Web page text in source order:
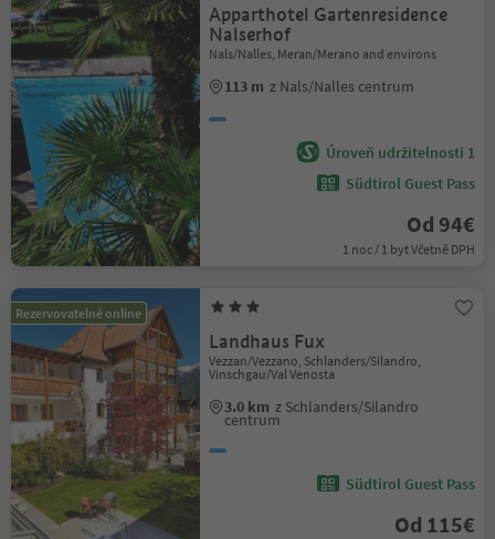
Apparthotel Gartenresidence
Nalserhof
Nals/Nalles, Meran/Merano and environs
113 m z Nals/Nalles centrum
Úroveň udržitelnosti 1
Südtirol Guest Pass
Od 94€
1 noc / 1 byt Včetně DPH
Rezervovatelné online
Landhaus Fux
Vezzan/Vezzano, Schlanders/Silandro,
Vinschgau/Val Venosta
3.0 km z Schlanders/Silandro
centrum
Südtirol Guest Pass
Od 115€